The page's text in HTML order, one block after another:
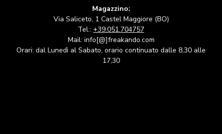
Magazzino:
Via Saliceto, 1 Castel Maggiore (BO)
Tel.: +39.051.704757
Mail: info[@]freakando.com
Orari: dal Lunedì al Sabato, orario continuato dalle 8,30 alle
17,30